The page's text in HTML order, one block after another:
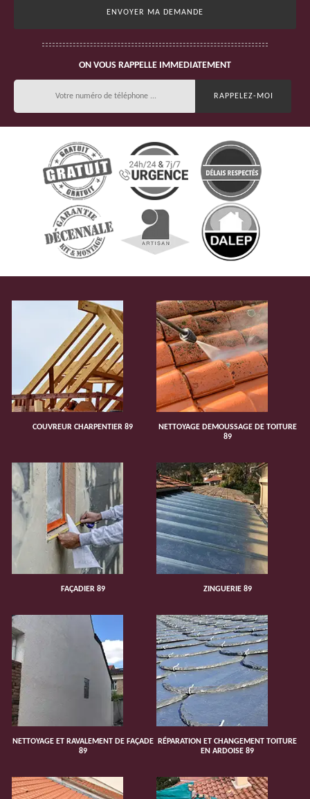
ON VOUS RAPPELLE IMMEDIATEMENT
COUVREUR CHARPENTIER 89
NETTOYAGE DEMOUSSAGE DE TOITURE
89
FAÇADIER 89 ZINGUERIE 89
NETTOYAGE ET RAVALEMENT DE FAÇADE
89
RÉPARATION ET CHANGEMENT TOITURE
EN ARDOISE 89